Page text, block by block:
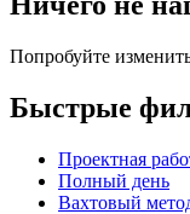
Попробуйте
Быстрые
Проектная
Полный день
Вахтовый